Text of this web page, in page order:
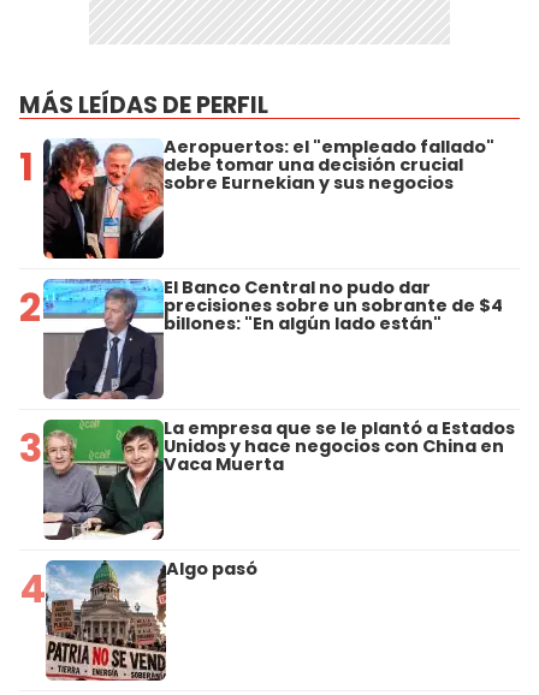
MÁS LEÍDAS DE PERFIL
1 Aeropuertos: el "empleado fallado"
debe tomar una decisión crucial
sobre Eurnekian y sus negocios
2 El Banco Central no pudo dar
precisiones sobre un sobrante de $4
billones: "En algún lado están"
3 La empresa que se le plantó a Estados
Unidos y hace negocios con China en
Vaca Muerta
4 Algo pasó